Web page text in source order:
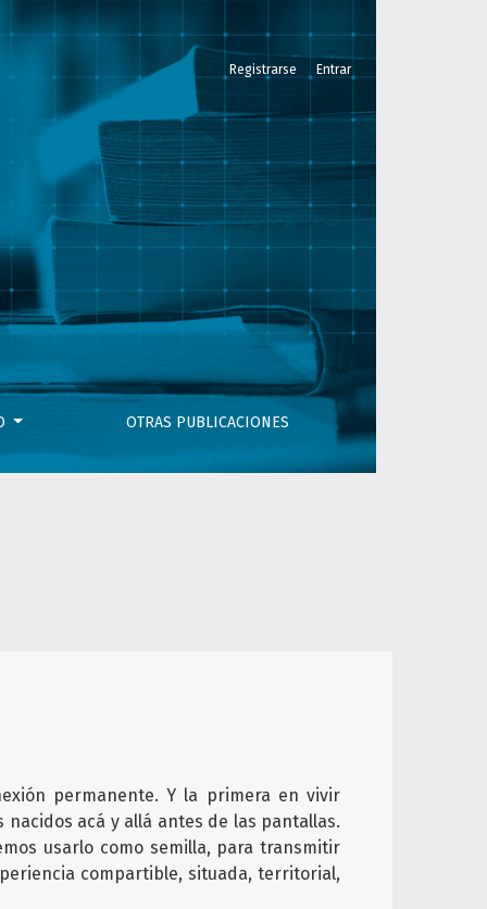
OTRAS PUBLICACIONES
Registrarse Entrar
permanente. Y la primera en vivir
nacidos acá y allá antes de las pantallas.
usarlo como semilla, para transmitir
compartible, situada, territorial,